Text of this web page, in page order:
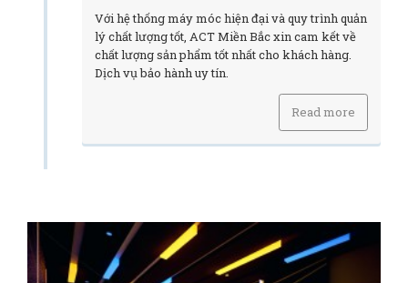
Với hệ thống máy móc hiện đại và quy trình quản
lý chất lượng tốt, ACT Miền Bắc xin cam kết về
chất lượng sản phẩm tốt nhất cho khách hàng.
Dịch vụ bảo hành uy tín.
Read more